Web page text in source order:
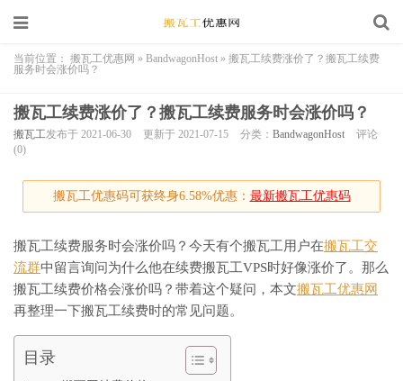
当前位置： 搬瓦工优惠网 » BandwagonHost » 搬瓦工续费涨价了？搬瓦工续费
服务时会涨价吗？
搬瓦工续费涨价了？搬瓦工续费服务时会涨价吗？
搬瓦工发布于 2021-06-30 更新于 2021-07-15 分类： BandwagonHost
评论
(0)
搬瓦工优惠码可获终身6.58%优惠： 最新搬瓦工优惠码
搬瓦工续费服务时会涨价吗？今天有个搬瓦工用户在搬瓦工交
流群中留言询问为什么他在续费搬瓦工VPS时好像涨价了。那么
搬瓦工续费价格会涨价吗？带着这个疑问，本文搬瓦工优惠网
再整理一下搬瓦工续费时的常见问题。
目录